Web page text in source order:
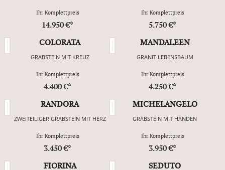
Ihr Komplettpreis
14.950 €*
Ihr Komplettpreis
5.750 €*
COLORATA
GRABSTEIN MIT KREUZ
Ihr Komplettpreis
4.400 €*
MANDALEEN
GRANIT LEBENSBAUM
Ihr Komplettpreis
4.250 €*
RANDORA
ZWEITEILIGER GRABSTEIN MIT HERZ
Ihr Komplettpreis
3.450 €*
MICHELANGELO
GRABSTEIN MIT HÄNDEN
Ihr Komplettpreis
3.950 €*
FIORINA
SEDUTO